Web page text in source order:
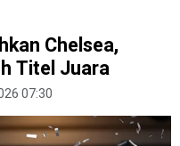
Chelsea,
Titel Juara
07:30